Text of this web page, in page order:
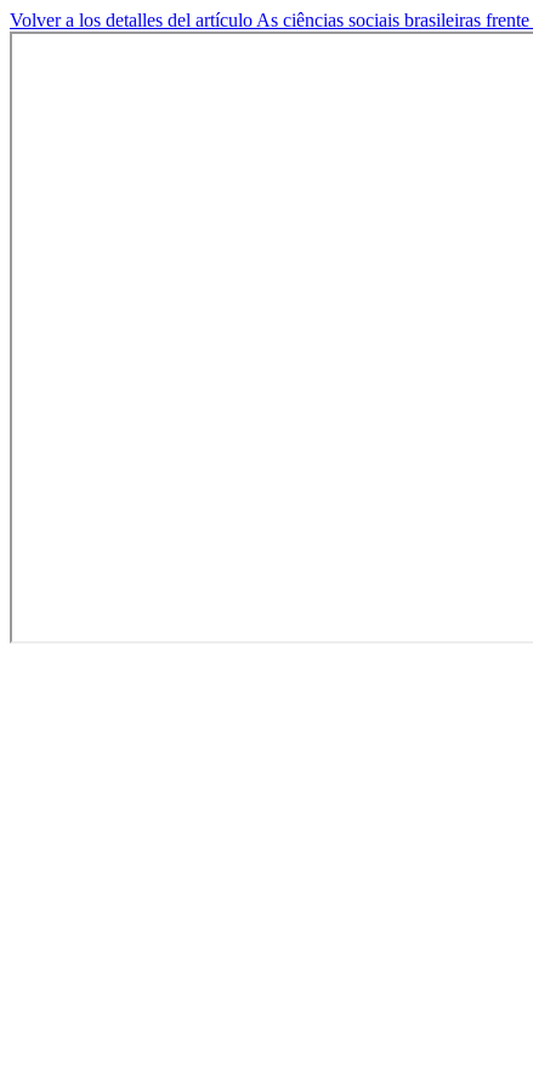
Volver a los detalles del artículo As ciências sociais brasileiras